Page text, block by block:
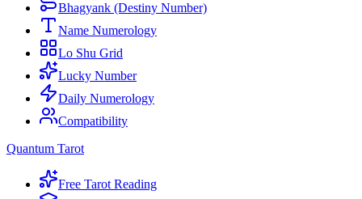
Bhagyank (Destiny Number)
Name Numerology
Lo Shu Grid
Lucky Number
Daily Numerology
Compatibility
Quantum Tarot
Free Tarot Reading